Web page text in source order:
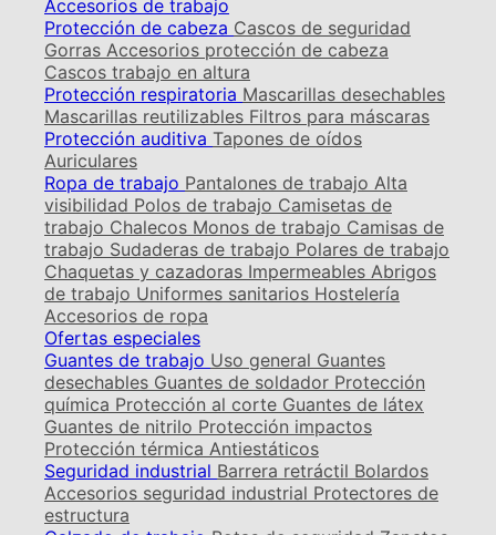
Accesorios de trabajo
Protección de cabeza Cascos de seguridad
Gorras Accesorios protección de cabeza
Cascos trabajo en altura
Protección respiratoria Mascarillas desechables
Mascarillas reutilizables Filtros para máscaras
Protección auditiva Tapones de oídos
Auriculares
Ropa de trabajo Pantalones de trabajo Alta
visibilidad Polos de trabajo Camisetas de
trabajo Chalecos Monos de trabajo Camisas de
trabajo Sudaderas de trabajo Polares de trabajo
Chaquetas y cazadoras Impermeables Abrigos
de trabajo Uniformes sanitarios Hostelería
Accesorios de ropa
Ofertas especiales
Guantes de trabajo Uso general Guantes
desechables Guantes de soldador Protección
química Protección al corte Guantes de látex
Guantes de nitrilo Protección impactos
Protección térmica Antiestáticos
Seguridad industrial Barrera retráctil Bolardos
Accesorios seguridad industrial Protectores de
estructura